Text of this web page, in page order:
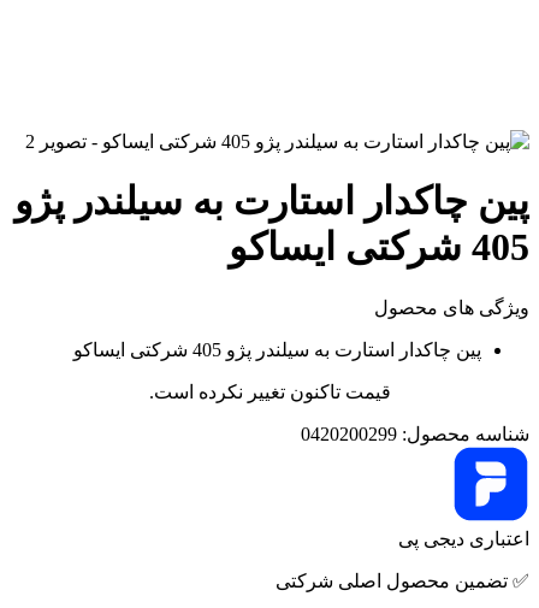
ویژگی های محصول
پین چاکدار استارت به سیلندر پژو 405 شرکتی ایساکو
قیمت تاکنون تغییر نکرده است.
شناسه محصول: 0420200299
19,000 تومان
20 عدد در انبار
پین چاکدار استارت به سیلندر پژو 405 شرکتی ایساکو عدد
افزودن به سبد خرید